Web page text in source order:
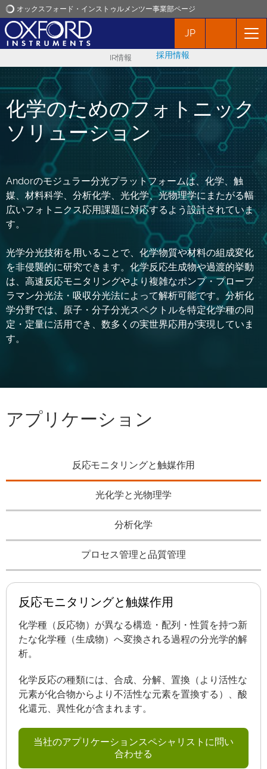
オックスフォード・インストゥルメンツー事業部ページ
オックスフォード・インストゥルメンツ
アプリケーション
プロダクト
ニュース
イベント
お問い合わせ
JP
IR情報 採用情報
化学のためのフォトニック
ソリューション
Andorのモジュラー分光プラットフォームは、化学、触
媒、材料科学、分析化学、光化学、光物理学にまたがる幅
広いフォトニクス応用課題に対応するよう設計されていま
す。
光学分光技術を用いることで、化学物質や材料の組成変化
を非侵襲的に研究できます。化学反応生成物や過渡的挙動
は、高速反応モニタリングやより複雑なポンプ・プローブ
ラマン分光法・吸収分光法によって解析可能です。分析化
学分野では、原子・分子分光スペクトルを特定化学種の同
定・定量に活用でき、数多くの実世界応用が実現していま
す。
アプリケーション
反応モニタリングと触媒作用
光化学と光物理学
分析化学
プロセス管理と品質管理
反応モニタリングと触媒作用
化学種（反応物）が異なる構造・配列・性質を持つ新
たな化学種（生成物）へ変換される過程の分光学的解
析。
化学反応の種類には、合成、分解、置換（より活性な
元素が化合物からより不活性な元素を置換する）、酸
化還元、異性化が含まれます。
当社のアプリケーションスペシャリストに問い
合わせる